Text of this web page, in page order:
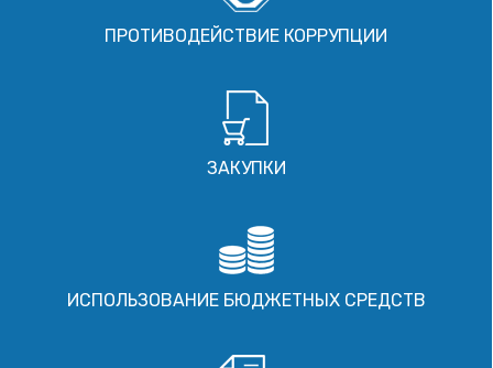
ПРОТИВОДЕЙСТВИЕ КОРРУПЦИИ
ЗАКУПКИ
ИСПОЛЬЗОВАНИЕ БЮДЖЕТНЫХ СРЕДСТВ